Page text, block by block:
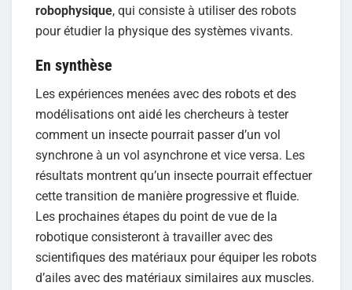
robophysique, qui consiste à utiliser des robots
pour étudier la physique des systèmes vivants.
En synthèse
Les expériences menées avec des robots et des
modélisations ont aidé les chercheurs à tester
comment un insecte pourrait passer d’un vol
synchrone à un vol asynchrone et vice versa. Les
résultats montrent qu’un insecte pourrait effectuer
cette transition de manière progressive et fluide.
Les prochaines étapes du point de vue de la
robotique consisteront à travailler avec des
scientifiques des matériaux pour équiper les robots
d’ailes avec des matériaux similaires aux muscles.